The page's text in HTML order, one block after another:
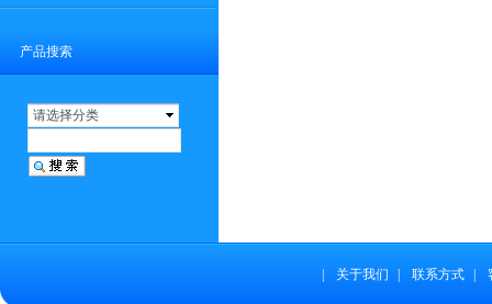
产品搜索
请选择分类
关于我们 联系方式